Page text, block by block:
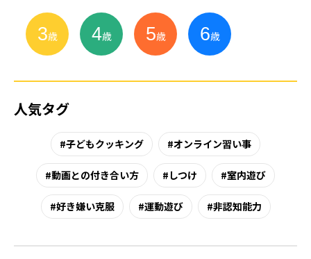
3歳 4歳 5歳 6歳
人気タグ
子どもクッキング オンライン習い事
動画との付き合い方 しつけ 室内遊び
好き嫌い克服 運動遊び 非認知能力